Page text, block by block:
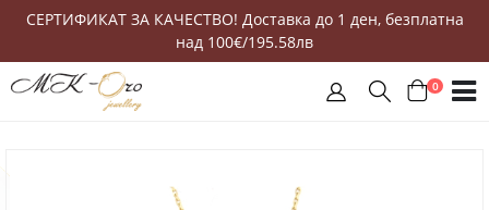
СЕРТИФИКАТ ЗА КАЧЕСТВО! Доставка до 1 ден, безплатна
над 100€/195.58лв
0